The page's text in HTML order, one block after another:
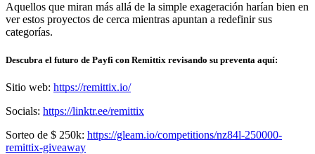
Aquellos que miran más allá de la simple exageración harían bien en
ver estos proyectos de cerca mientras apuntan a redefinir sus
categorías.
Descubra el futuro de Payfi con Remittix revisando su preventa aquí:
Sitio web: https://remittix.io/
Socials: https://linktr.ee/remittix
Sorteo de $ 250k: https://gleam.io/competitions/nz84l-250000-
remittix-giveaway